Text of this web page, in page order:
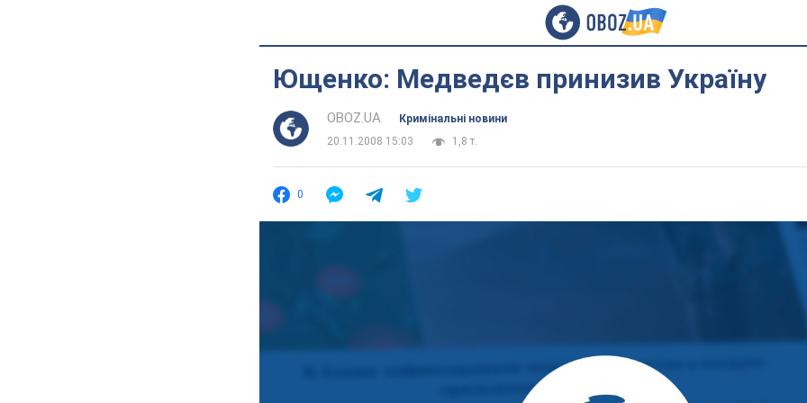
Ющенко: Медведєв принизив Україну
OBOZ.UA
Кримінальні новини
20.11.2008 15:03
1,8 т.
0